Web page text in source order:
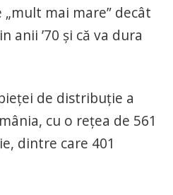
mai mare” decât
anii ’70 și că va dura
de distribuție a
cu o rețea de 561
dintre care 401